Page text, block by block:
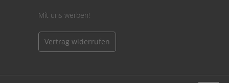
Mit uns werben!
Vertrag widerrufen